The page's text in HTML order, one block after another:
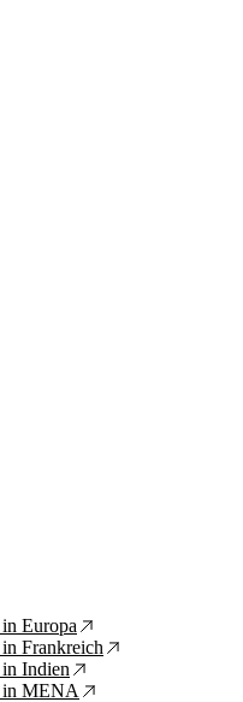
Europa ↗
Frankreich ↗
Indien ↗
in MENA ↗